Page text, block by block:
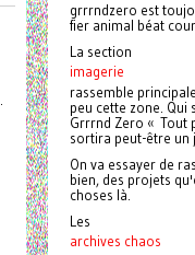
grrrndzero est
fier animal béat
La section
imagerie
rassemble
peu cette zone.
Grrrnd Zero « Tout
sortira peut-être un
On va essayer de
bien, des projets
choses là.
Les
archives chaos